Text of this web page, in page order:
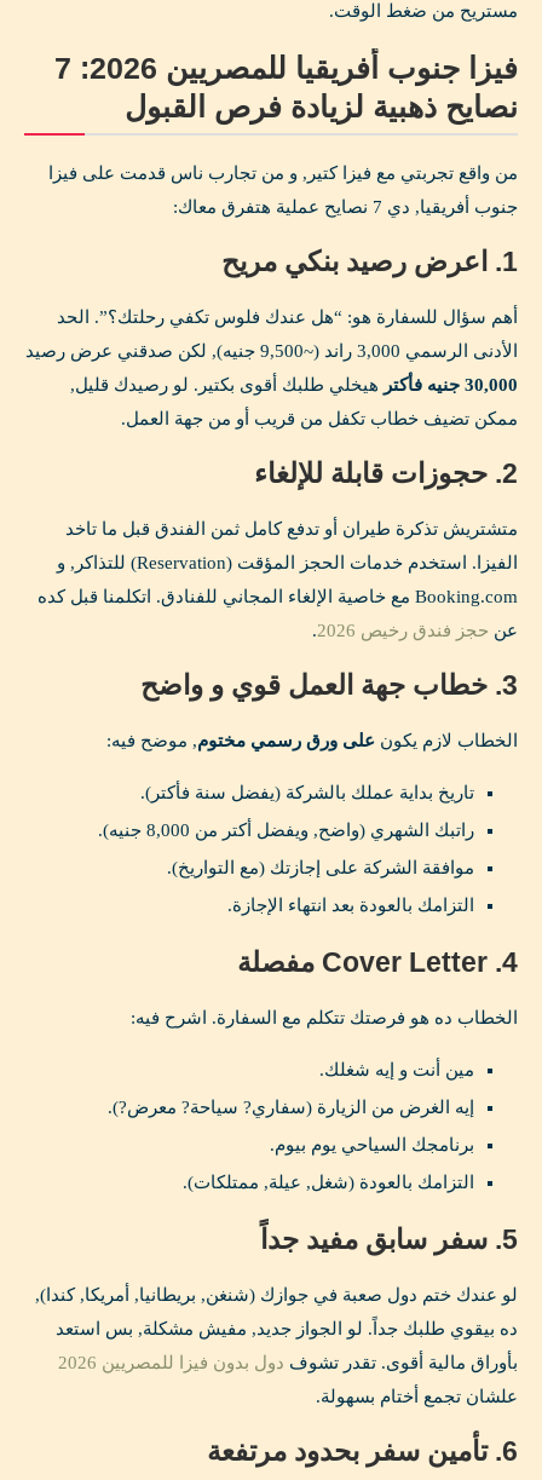
مستريح من ضغط الوقت.
فيزا جنوب أفريقيا للمصريين 2026: 7
نصايح ذهبية لزيادة فرص القبول
من واقع تجربتي مع فيزا كتير, و من تجارب ناس قدمت على فيزا
جنوب أفريقيا, دي 7 نصايح عملية هتفرق معاك:
1. اعرض رصيد بنكي مريح
أهم سؤال للسفارة هو: “هل عندك فلوس تكفي رحلتك؟”. الحد
الأدنى الرسمي 3,000 راند (~9,500 جنيه), لكن صدقني عرض رصيد
30,000 جنيه فأكتر
هيخلي طلبك أقوى بكتير. لو رصيدك قليل,
ممكن تضيف خطاب تكفل من قريب أو من جهة العمل.
2. حجوزات قابلة للإلغاء
متشتريش تذكرة طيران أو تدفع كامل ثمن الفندق قبل ما تاخد
الفيزا. استخدم خدمات الحجز المؤقت (Reservation) للتذاكر, و
Booking.com مع خاصية الإلغاء المجاني للفنادق. اتكلمنا قبل كده
عن حجز فندق رخيص 2026 .
3. خطاب جهة العمل قوي و واضح
الخطاب لازم يكون على ورق رسمي مختوم, موضح فيه:
تاريخ بداية عملك بالشركة (يفضل سنة فأكتر).
راتبك الشهري (واضح, ويفضل أكتر من 8,000 جنيه).
موافقة الشركة على إجازتك (مع التواريخ).
التزامك بالعودة بعد انتهاء الإجازة.
4. Cover Letter مفصلة
الخطاب ده هو فرصتك تتكلم مع السفارة. اشرح فيه:
مين أنت و إيه شغلك.
إيه الغرض من الزيارة (سفاري? سياحة? معرض?).
برنامجك السياحي يوم بيوم.
التزامك بالعودة (شغل, عيلة, ممتلكات).
5. سفر سابق مفيد جداً
لو عندك ختم دول صعبة في جوازك (شنغن, بريطانيا, أمريكا, كندا),
ده بيقوي طلبك جداً. لو الجواز جديد, مفيش مشكلة, بس استعد
بأوراق مالية أقوى. تقدر تشوف دول بدون فيزا للمصريين 2026
علشان تجمع أختام بسهولة.
6. تأمين سفر بحدود مرتفعة